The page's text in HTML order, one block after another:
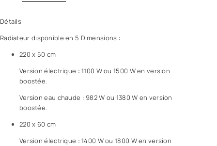
Détails
Radiateur disponible en 5 Dimensions :
220 x 50 cm
Version électrique : 1100 W ou 1500 W en version
boostée.
Version eau chaude : 982 W ou 1380 W en version
boostée.
220 x 60 cm
Version électrique : 1400 W ou 1800 W en version